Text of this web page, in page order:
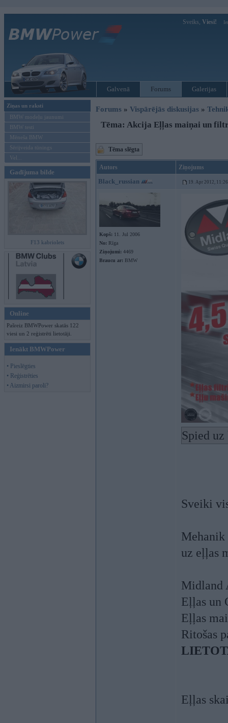
Sveiks, Viesi!
Galvenā Forums Galerijas
Ziņas un raksti
BMW modeļu jaunumi
BMW testi
Mēneša BMW
Sērijveida tūnings
Vel...
Gadījuma bilde
F13 kabriolets
Online
Pašreiz BMWPower skatās 122
viesi un 2 reģistrēti lietotāji.
Ienākt BMWPower
• Pieslēgties
• Reģistrēties
• Aizmirsi paroli?
Forums » Vispārējās diskusijas »
Tēma: Akcija Eļļas maiņai un
Tēma slēgta
Autors Ziņojums
Black_russian 19. Apr 2012, 11:26
Kopš: 11. Jul 2006
No: Rīga
Ziņojumi: 4469
Braucu ar: BMW
Spied
Sveiki
Mehanik
uz eļļas
Midland
Eļļas un
Eļļas
Ritošas
Eļļas